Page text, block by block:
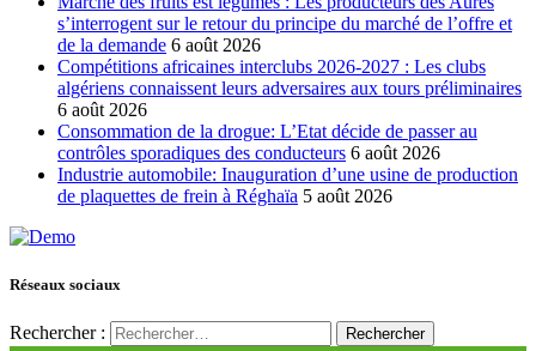
s’interrogent sur le retour du principe du marché de l’offre et
de la demande 6 août 2026
Compétitions africaines interclubs 2026-2027 : Les clubs
algériens connaissent leurs adversaires aux tours préliminaires
6 août 2026
Consommation de la drogue: L’Etat décide de passer au
contrôles sporadiques des conducteurs 6 août 2026
Industrie automobile: Inauguration d’une usine de production
de plaquettes de frein à Réghaïa 5 août 2026
Réseaux sociaux
Rechercher :